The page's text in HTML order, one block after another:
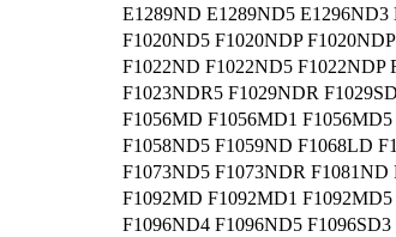
E1289ND E1289ND5 E1296ND3
F1020ND5 F1020NDP
F1022ND F1022ND5 F1022NDP
F1023NDR5 F1029NDR
F1056MD F1056MD1
F1058ND5 F1059ND F1068LD
F1073ND5 F1073NDR
F1092MD F1092MD1
F1096ND4 F1096ND5